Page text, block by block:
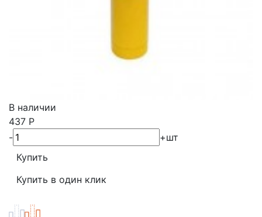
В наличии
437 Р
-
+шт